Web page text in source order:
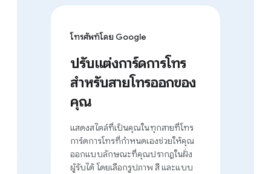
โทรศัพท์โดย Google
ปรับแต่งการ์ดการโทร
สำหรับสายโทรออกของ
คุณ
แสดงสไตล์ที่เป็นคุณในทุกสายที่โทร
การ์ดการโทรที่กำหนดเองช่วยให้คุณ
ออกแบบลักษณะที่คุณปรากฏในฝั่ง
ผู้รับได้ โดยเลือกรูปภาพ สี และแบบ